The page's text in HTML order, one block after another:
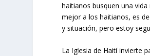
haitianos busquen una
mejor a los haitianos, es
y situación, pero estoy
La Iglesia de Haití invierte